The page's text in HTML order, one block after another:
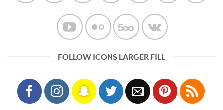
FOLLOW ICONS LARGER FILL